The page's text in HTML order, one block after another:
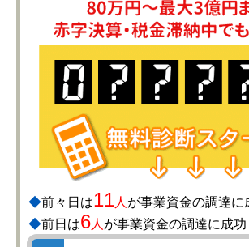
◆前々日は11人が事業資金の調達に
◆前日は6人が事業資金の調達に成功